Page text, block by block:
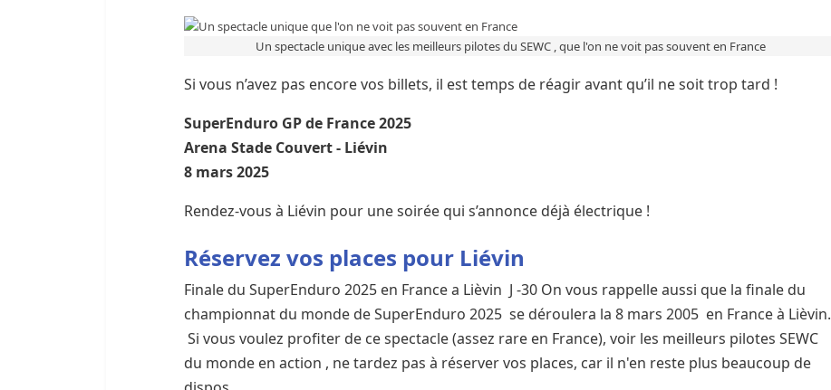
Un spectacle unique avec les meilleurs pilotes du SEWC , que l'on ne voit pas souvent en France
Si vous n’avez pas encore vos billets, il est temps de réagir avant qu’il ne soit trop tard !
SuperEnduro GP de France 2025
Arena Stade Couvert - Liévin
8 mars 2025
Rendez-vous à Liévin pour une soirée qui s’annonce déjà électrique !
Réservez vos places pour Liévin
Finale du SuperEnduro 2025 en France a Lièvin J -30 On vous rappelle aussi que la finale du
championnat du monde de SuperEnduro 2025 se déroulera la 8 mars 2005 en France à Lièvin.
Si vous voulez profiter de ce spectacle (assez rare en France), voir les meilleurs pilotes SEWC
du monde en action , ne tardez pas à réserver vos places, car il n'en reste plus beaucoup de